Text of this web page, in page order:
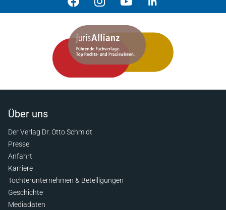
Über uns
Der Verlag Dr. Otto Schmidt
Presse
Anfahrt
Karriere
Tochterunternehmen & Beteiligungen
Geschichte
Mediadaten